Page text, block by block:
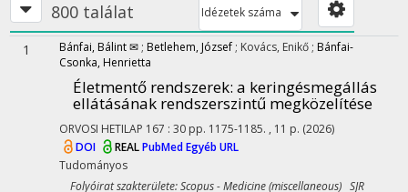
800 találat Idézetek száma
1 Bánfai, Bálint ✉ ; Betlehem, József ; Kovács, Enikő ; Bánfai-
Csonka, Henrietta
Életmentő rendszerek: a keringésmegállás
ellátásának rendszerszintű megközelítése
ORVOSI HETILAP 167 : 30 pp. 1175-1185. , 11 p. (2026)
DOI
REALPubMedEgyéb URL
Tudományos
Folyóirat szakterülete: Scopus - Medicine (miscellaneous) SJR